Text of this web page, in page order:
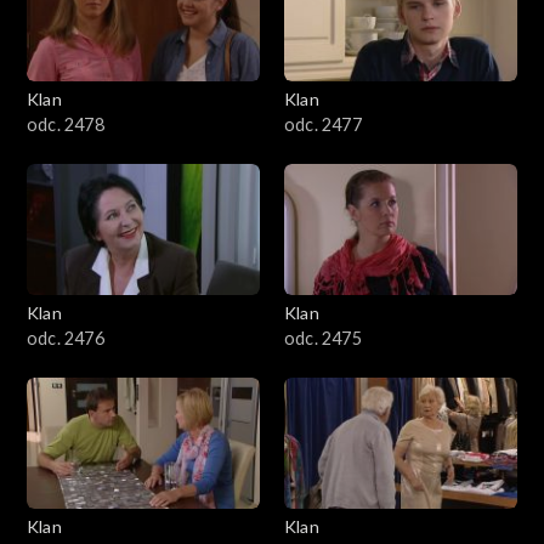
701–800
601–700
501–600
401–500
301–400
201–300
101–200
1–100
Klan
odc. 2478
Klan
odc. 2477
Klan
odc. 2476
Klan
odc. 2475
Klan
Klan